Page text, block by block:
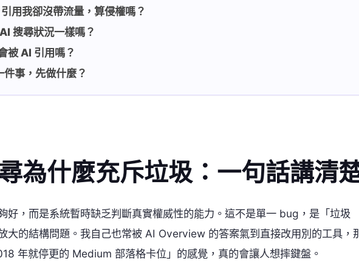
用我卻沒帶流量，算侵權嗎？
搜尋狀況一樣嗎？
被 AI 引用嗎？
事，先做什麼？
為什麼充斥垃圾：一句話講清
好，而是系統暫時缺乏判斷真實權威性的能力。這不是單一 bug，是「垃圾
大的結構問題。我自己也常被 AI Overview 的答案氣到直接改用別的工具，
年就停更的 Medium 部落格卡位」的感覺，真的會讓人想摔鍵盤。